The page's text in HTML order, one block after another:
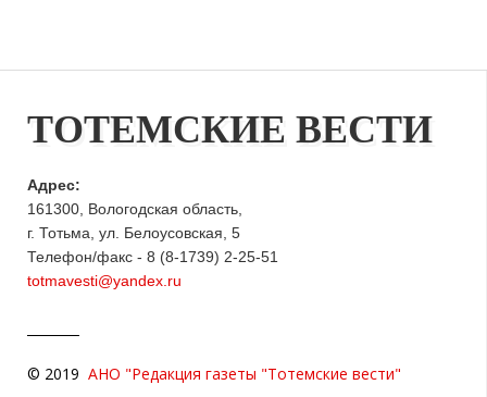
ТОТЕМСКИЕ ВЕСТИ
Адрес:
161300, Вологодская область,
г. Тотьма, ул. Белоусовская, 5
Телефон/факс - 8 (8-1739) 2-25-51
totmavesti@yandex.ru
© 2019 АНО "Редакция газеты "Тотемские вести"